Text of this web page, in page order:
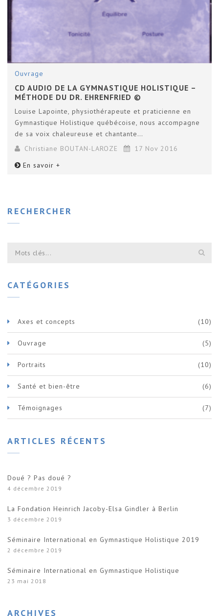
Ouvrage
CD AUDIO DE LA GYMNASTIQUE HOLISTIQUE –
MÉTHODE DU DR. EHRENFRIED ©
Louise Lapointe, physiothérapeute et praticienne en
Gymnastique Holistique québécoise, nous accompagne
de sa voix chaleureuse et chantante…
Christiane BOUTAN-LAROZE
17 Nov 2016
En savoir +
RECHERCHER
CATÉGORIES
Axes et concepts (10)
Ouvrage (5)
Portraits (10)
Santé et bien-être (6)
Témoignages (7)
ARTICLES RÉCENTS
Doué ? Pas doué ?
4 décembre 2019
La Fondation Heinrich Jacoby-Elsa Gindler à Berlin
3 décembre 2019
Séminaire International en Gymnastique Holistique 2019
2 décembre 2019
Séminaire International en Gymnastique Holistique
23 mai 2018
ARCHIVES